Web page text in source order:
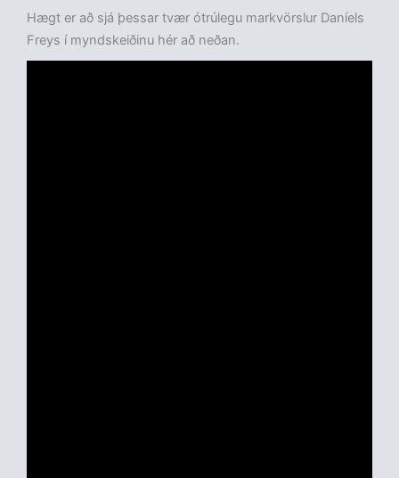
Hægt er að sjá þessar tvær ótrúlegu markvörslur Daníels
Freys í myndskeiðinu hér að neðan.